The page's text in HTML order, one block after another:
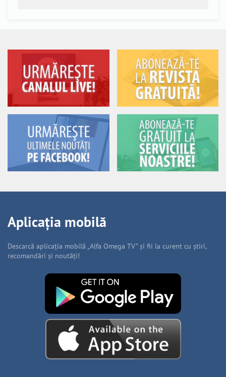
Aplicația mobilă
Descarcă aplicația mobilă „Alfa Omega TV” și fii la curent cu știri,
recomandări și noutăți!